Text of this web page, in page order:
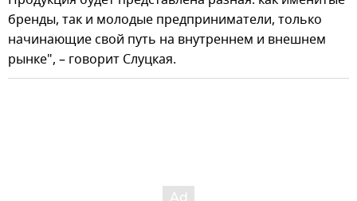
бренды, так и молодые предприниматели, только
начинающие свой путь на внутреннем и внешнем
рынке", – говорит Слуцкая.